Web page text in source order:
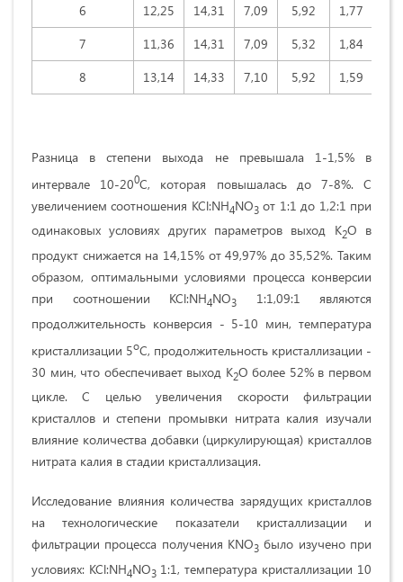
6
12,25 14,31 7,09 5,92 1,77
7
11,36 14,31 7,09 5,32 1,84
8
13,14 14,33 7,10 5,92 1,59
Разница в степени выхода не превышала 1-1,5% в
интервале 10-200С, которая повышалась до 7-8%. С
увеличением соотношения KCl:NH4NO3от 1:1 до 1,2:1 при
одинаковых условиях других параметров выход К2О в
продукт снижается на 14,15% от 49,97% до 35,52%. Таким
образом, оптимальными условиями процесса конверсии
при соотношении KCl:NH4NO3 1:1,09:1 являются
продолжительность конверсия - 5-10 мин, температура
кристаллизации 5оС, продолжительность кристаллизации -
30 мин, что обеспечивает выход К2О более 52% в первом
цикле. С целью увеличения скорости фильтрации
кристаллов и степени промывки нитрата калия изучали
влияние количества добавки (циркулирующая) кристаллов
нитрата калия в стадии кристаллизация.
Исследование влияния количества зарядущих кристаллов
на технологические показатели кристаллизации и
фильтрации процесса получения KNO3 было изучено при
условиях: KCl:NH4NO3 1:1, температура кристаллизации 10